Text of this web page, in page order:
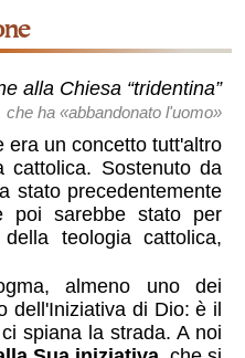
alla Chiesa “tridentina”
che ha «abbandonato l'uomo»
era un concetto tutt'altro
cattolica. Sostenuto da
stato precedentemente
poi sarebbe stato per
teologia cattolica,
almeno uno dei
dell'Iniziativa di Dio: è il
spiana la strada. A noi